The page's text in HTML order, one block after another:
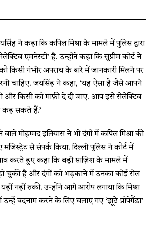
ने कहा कि कपिल मिश्रा के मामले में पुलिस द्वारा
एमनेस्टी’ है. उन्होंने कहा कि सुप्रीम कोर्ट ने
किसी गंभीर अपराध के बारे में जानकारी मिलने पर
चाहिए. जयसिंह ने कहा, ‘यह ऐसा है जैसे आपने
और किसी को माफ़ी दे दी जाए. आप इसे सेलेक्टिव
कह सकते हैं.’
वाले मोहम्मद इलियास ने भी दंगों में कपिल मिश्रा की
से संपर्क किया. दिल्ली पुलिस ने कोर्ट में
करते हुए कहा कि बड़ी साज़िश के मामले में
चुकी है और दंगों को भड़काने में उनका कोई रोल
यहीं नहीं रुकी. उन्होंने आगे आरोप लगाया कि मिश्रा
बदनाम करने के लिए चलाए गए ‘झूठे प्रोपेगैंडा’